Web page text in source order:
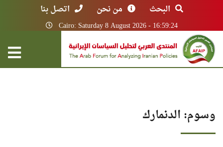
البحث من نحن اتصل بنا
Cairo: Saturday 8 August 2026 - 16:59:24
وسوم: الدنمارك